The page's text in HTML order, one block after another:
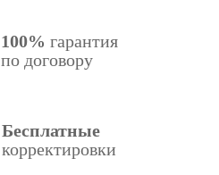
100% гарантия
по договору
Бесплатные
корректировки